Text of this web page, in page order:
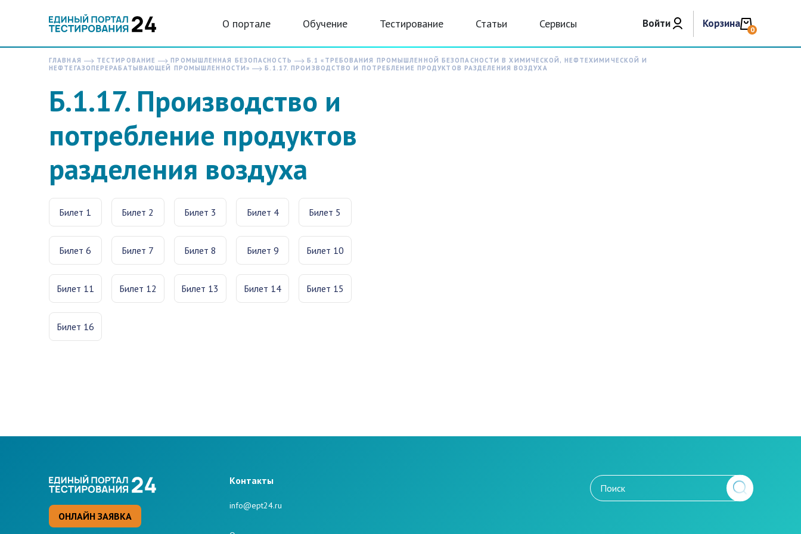
О портале Обучение Тестирование Статьи Сервисы Войти Корзина 0
ГЛАВНАЯ ТЕСТИРОВАНИЕ ПРОМЫШЛЕННАЯ БЕЗОПАСНОСТЬ
Б.1 «ТРЕБОВАНИЯ ПРОМЫШЛЕННОЙ БЕЗОПАСНОСТИ В ХИМИЧЕСКОЙ, НЕФТЕХИМИЧЕСКОЙ И
НЕФТЕГАЗОПЕРЕРАБАТЫВАЮЩЕЙ ПРОМЫШЛЕННОСТИ»
Б.1.17. ПРОИЗВОДСТВО И ПОТРЕБЛЕНИЕ ПРОДУКТОВ РАЗДЕЛЕНИЯ ВОЗДУХА
Б.1.17. Производство и
потребление продуктов
разделения воздуха
Билет 1 Билет 2 Билет 3 Билет 4 Билет 5
Билет 6 Билет 7 Билет 8 Билет 9 Билет 10
Билет 11 Билет 12 Билет 13 Билет 14 Билет 15
Билет 16
ОНЛАЙН ЗАЯВКА
Kонтакты
info@ept24.ru